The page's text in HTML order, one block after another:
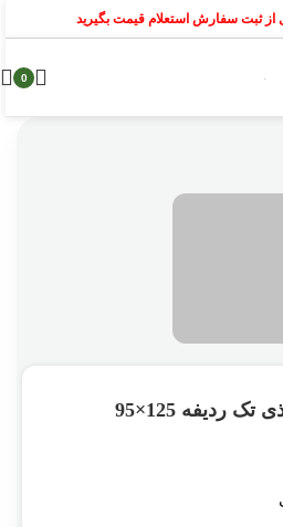
ثبت سفارش استعلام قیمت بگیرید
0
ردیفه 125×95